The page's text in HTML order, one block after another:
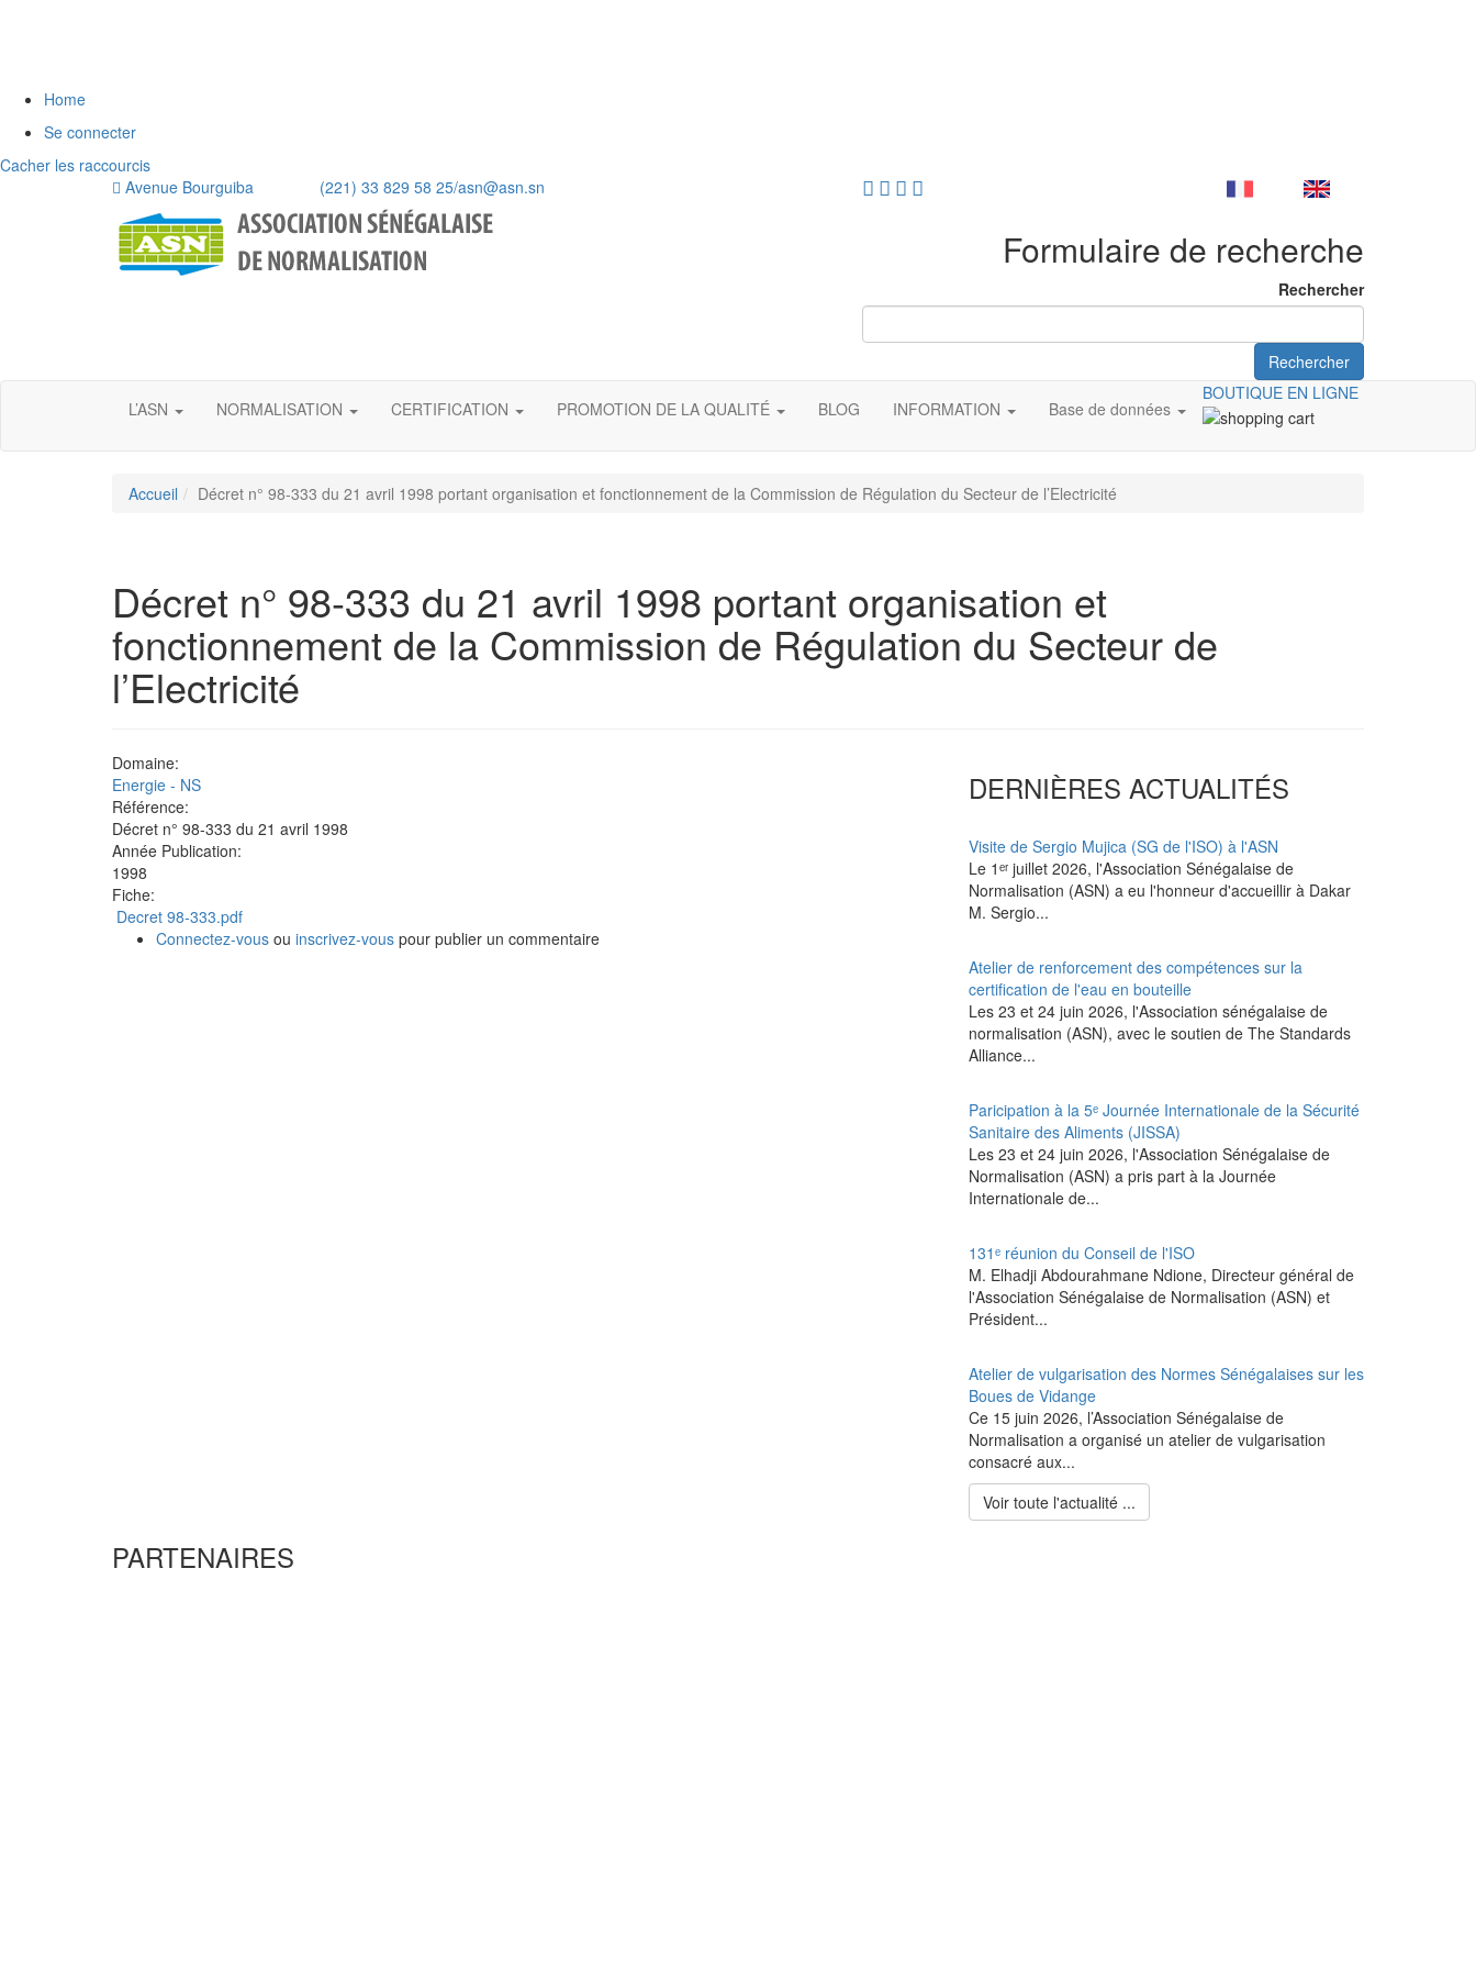
Home
Se connecter
Cacher les raccourcis
Avenue Bourguiba (221) 33 829 58 25/asn@asn.sn
Formulaire de recherche
Rechercher
Rechercher
L’ASN NORMALISATION CERTIFICATION PROMOTION DE LA QUALITÉ BLOG INFORMATION Base de données
BOUTIQUE EN LIGNE
Accueil Décret n° 98-333 du 21 avril 1998 portant organisation et fonctionnement de la Commission de Régulation du Secteur de l’Electricité
Décret n° 98-333 du 21 avril 1998 portant organisation et
fonctionnement de la Commission de Régulation du Secteur de
l’Electricité
Domaine:
Energie - NS
Référence:
Décret n° 98-333 du 21 avril 1998
Année Publication:
1998
Fiche:
Decret 98-333.pdf
Connectez-vous ou inscrivez-vous pour publier un commentaire
DERNIÈRES ACTUALITÉS
Visite de Sergio Mujica (SG de l'ISO) à l'ASN
Le 1ᵉʳ juillet 2026, l'Association Sénégalaise de
Normalisation (ASN) a eu l'honneur d'accueillir à Dakar
M. Sergio...
Atelier de renforcement des compétences sur la
certification de l'eau en bouteille
Les 23 et 24 juin 2026, l'Association sénégalaise de
normalisation (ASN), avec le soutien de The Standards
Alliance...
Paricipation à la 5ᵉ Journée Internationale de la Sécurité
Sanitaire des Aliments (JISSA)
‎Les 23 et 24 juin 2026, l'Association Sénégalaise de
Normalisation (ASN) a pris part à la Journée
Internationale de...
131ᵉ réunion du Conseil de l'ISO
M. Elhadji Abdourahmane Ndione, Directeur général de
l'Association Sénégalaise de Normalisation (ASN) et
Président...
Atelier de vulgarisation des Normes Sénégalaises sur les
Boues de Vidange
Ce 15 juin 2026, l’Association Sénégalaise de
Normalisation a organisé un atelier de vulgarisation
consacré aux...
Voir toute l'actualité ...
PARTENAIRES